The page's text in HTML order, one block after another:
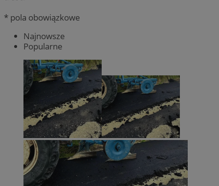
* pola obowiązkowe
Najnowsze
Popularne